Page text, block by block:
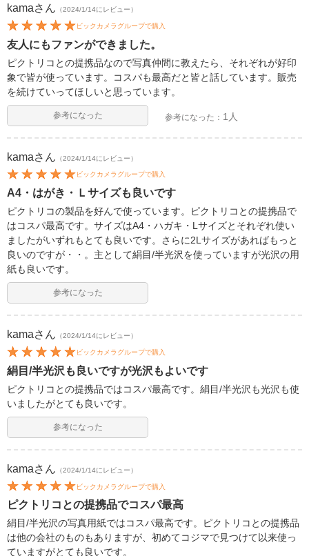
kamaさん （2024/1/14にレビュー）
ビックカメラグループで購入
友人にもファンができました。
ピクトリコとの提携品なので写真仲間に教えたら、それぞれが好印
象で皆が使っています。コスパも最高だと皆と話しています。販売
を続けていってほしいと思っています。
参考になった 参考になった： 1人
kamaさん （2024/1/14にレビュー）
ビックカメラグループで購入
A4・はがき・Ｌサイズも良いです
ピクトリコの製品を好んで使っています。ピクトリコとの提携品で
はコスパ最高です。サイズはA4・ハガキ・Lサイズとそれぞれ使い
ましたがいずれもとても良いです。さらに2Lサイズがあればもっと
良いのですが・・。主として絹目/半光沢を使っていますが光沢の用
紙も良いです。
参考になった
kamaさん （2024/1/14にレビュー）
ビックカメラグループで購入
絹目/半光沢も良いですが光沢もよいです
ピクトリコとの提携品ではコスパ最高です。絹目/半光沢も光沢も使
いましたがとても良いです。
参考になった
kamaさん （2024/1/14にレビュー）
ビックカメラグループで購入
ピクトリコとの提携品でコスパ最高
絹目/半光沢の写真用紙ではコスパ最高です。ピクトリコとの提携品
は他の会社のものもありますが、初めてコジマで見つけて以来使っ
ていますがとても良いです。